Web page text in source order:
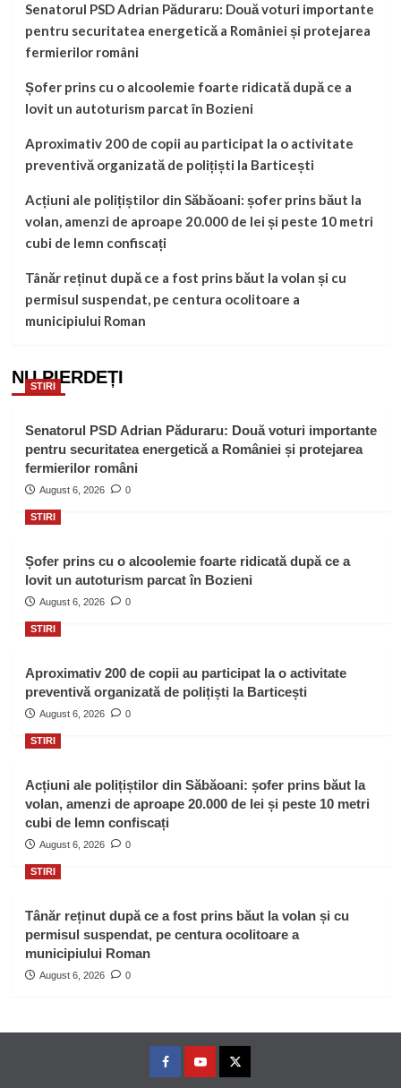
Senatorul PSD Adrian Păduraru: Două voturi importante
pentru securitatea energetică a României și protejarea
fermierilor români
Șofer prins cu o alcoolemie foarte ridicată după ce a
lovit un autoturism parcat în Bozieni
Aproximativ 200 de copii au participat la o activitate
preventivă organizată de polițiști la Barticești
Acțiuni ale polițiștilor din Săbăoani: șofer prins băut la
volan, amenzi de aproape 20.000 de lei și peste 10 metri
cubi de lemn confiscați
Tânăr reținut după ce a fost prins băut la volan și cu
permisul suspendat, pe centura ocolitoare a
municipiului Roman
NU PIERDEȚI
STIRI
Senatorul PSD Adrian Păduraru: Două voturi importante
pentru securitatea energetică a României și protejarea
fermierilor români
August 6, 2026 0
STIRI
Șofer prins cu o alcoolemie foarte ridicată după ce a
lovit un autoturism parcat în Bozieni
August 6, 2026 0
STIRI
Aproximativ 200 de copii au participat la o activitate
preventivă organizată de polițiști la Barticești
August 6, 2026 0
STIRI
Acțiuni ale polițiștilor din Săbăoani: șofer prins băut la
volan, amenzi de aproape 20.000 de lei și peste 10 metri
cubi de lemn confiscați
August 6, 2026 0
STIRI
Tânăr reținut după ce a fost prins băut la volan și cu
permisul suspendat, pe centura ocolitoare a
municipiului Roman
August 6, 2026 0
FacebookYoutubeTwitter